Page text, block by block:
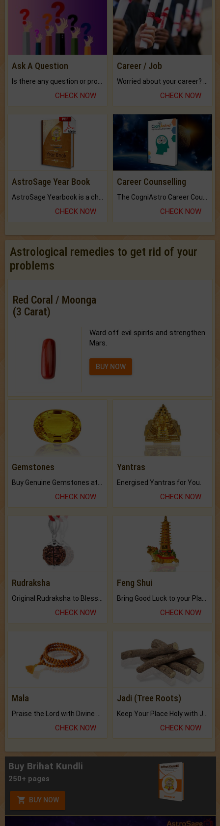
Ask A Question
CHECK NOW
Career / Job
CHECK NOW
AstroSage Year Book
CHECK NOW
Career Counselling
CHECK NOW
Astrological remedies to get rid of your
problems
Red Coral / Moonga
(3 Carat)
Ward off evil spirits and strengthen
Mars.
BUY NOW
Gemstones
CHECK NOW
Yantras
Energised Yantras for You.
CHECK NOW
Rudraksha
CHECK NOW
Feng Shui
CHECK NOW
Mala
Praise the Lord with Divine Energies of Mala.
CHECK NOW
Jadi (Tree Roots)
Keep Your Place Holy with Jadi.
CHECK NOW
Buy Brihat Kundli
250+ pages
BUY NOW